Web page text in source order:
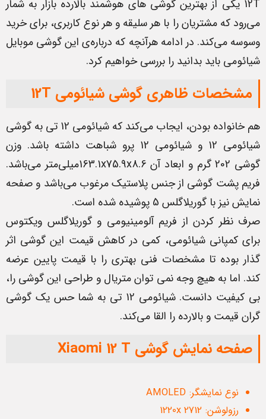
12T یکی از بهترین گوشی های هوشمند بالارده بازار به شمار
می‌رود که مشتریان را با هر سلیقه و هر نوع کاربری، برای خرید
وسوسه می‌کند. در ادامه هرآنچه که درباره‌ی این گوشی موبایل
شیائومی باید بدانید را بررسی خواهیم کرد.
مشخصات ظاهری گوشی شیائومی 12T
هم خانواده بودن، ایجاب می‌کند که شیائومی 12 تی به گوشی
شیائومی 12 و شیائومی 12 پرو شباهت داشته باشد. وزن
گوشی 202 گرم و ابعاد آن 163.1x75.9x8.6میلی‌متر می‌باشد.
فریم پشت گوشی از جنس پلاستیک مرغوب می‌باشد و صفحه
نمایش نیز با گوریلاگلس 5 پوشیده شده است.
صرف نظر کردن از فریم آلومینیومی و گوریلاگلس ویکتوس
برای کمپانی شیائومی، کمی در کاهش قیمت این گوشی اثر
گذار بوده تا مشخصات فنی بهتری را با قیمت پایین عرضه
کند. اما به هیچ وجه نمی توان متریال و طراحی این گوشی را،
بی کیفیت دانست. شیائومی 12 تی به شما حس یک گوشی
گران قیمت و بالارده را القا می‌کند.
صفحه نمایش گوشی Xiaomi 12 T
نوع نمایشگر: AMOLED
رزولوشن: 1220x 2712